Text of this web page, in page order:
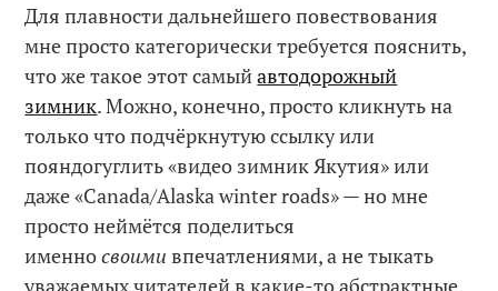
Для плавности дальнейшего повествования
мне просто категорически требуется пояснить,
что же такое этот самыйавтодорожный
зимник. Можно, конечно, просто кликнуть на
только что подчёркнутую ссылку или
пояндогуглить «видео зимник Якутия» или
даже «Canada/Alaska winter roads» — но мне
просто неймётся поделиться
именносвоими впечатлениями, а не тыкать
уважаемых читателей в какие-то абстрактные